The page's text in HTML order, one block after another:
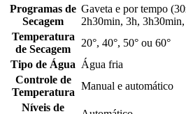
Programas de
Secagem
Gaveta e por tempo
2h30min, 3h,
Temperatura
de Secagem
20°, 40°, 50° ou 60°
Tipo de Água Água fria
Controle de
Temperatura
Manual e automático
Níveis de